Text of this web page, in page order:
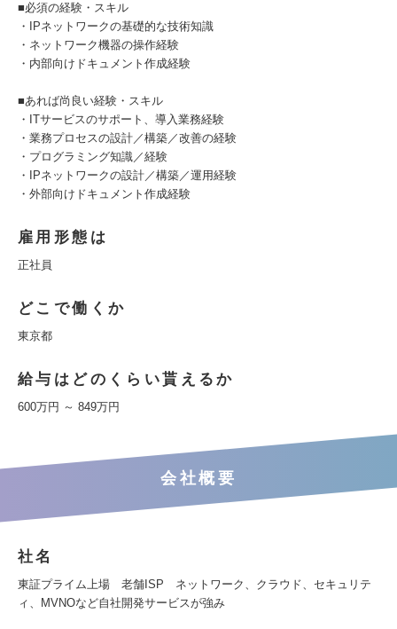
■必須の経験・スキル
・IPネットワークの基礎的な技術知識
・ネットワーク機器の操作経験
・内部向けドキュメント作成経験
■あれば尚良い経験・スキル
・ITサービスのサポート、導入業務経験
・業務プロセスの設計／構築／改善の経験
・プログラミング知識／経験
・IPネットワークの設計／構築／運用経験
・外部向けドキュメント作成経験
雇用形態は
正社員
どこで働くか
東京都
給与はどのくらい貰えるか
600万円 ～ 849万円
会社概要
社名
東証プライム上場 老舗ISP ネットワーク、クラウド、セキュリテ
ィ、MVNOなど自社開発サービスが強み